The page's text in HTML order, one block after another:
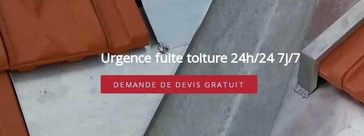
Urgence fuite toiture 24h/24 7j/7
DEMANDE DE DEVIS GRATUIT